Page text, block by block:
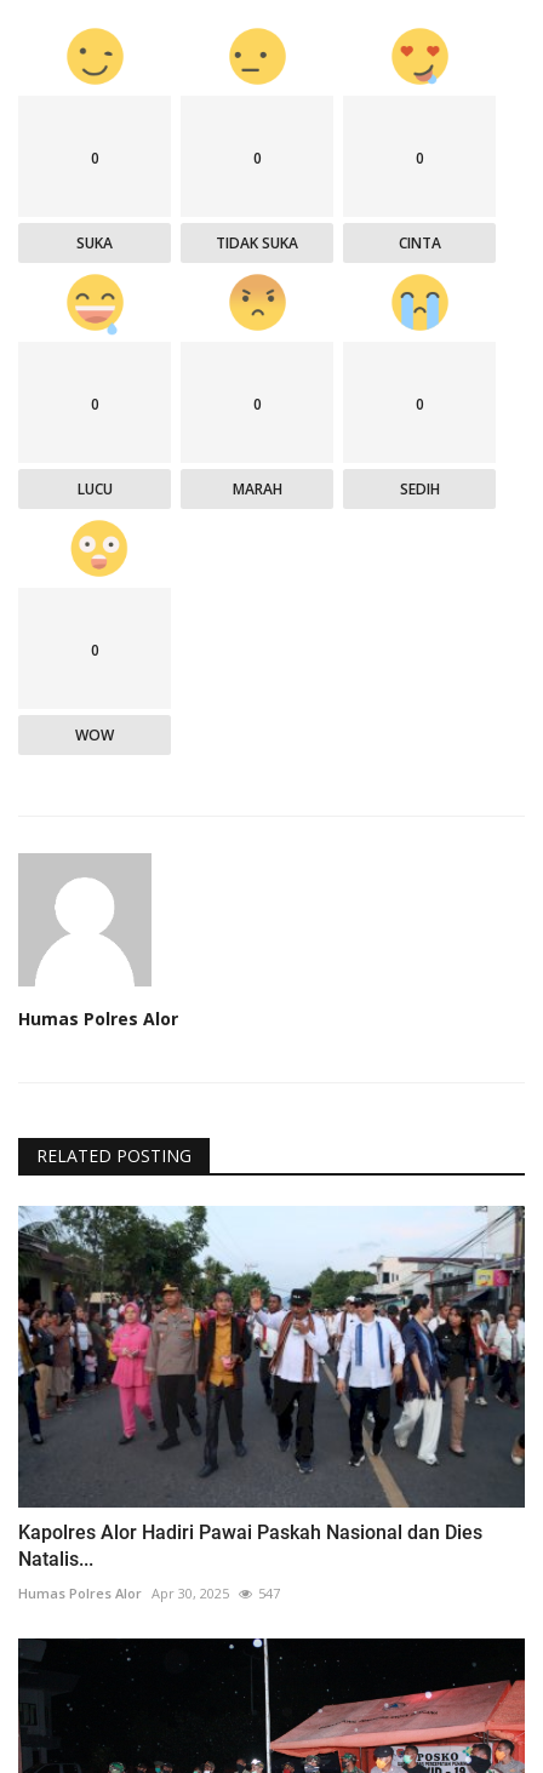
0
SUKA
0
TIDAK SUKA
0
CINTA
0
LUCU
0
MARAH
0
SEDIH
0
WOW
Humas Polres Alor
RELATED POSTING
Kapolres Alor Hadiri Pawai Paskah Nasional dan Dies
Natalis...
Humas Polres Alor Apr 30, 2025 547